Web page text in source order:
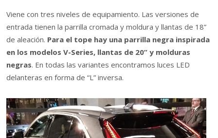
Viene con tres niveles de equipamiento. Las versiones de
entrada tienen la parrilla cromada y moldura y llantas de 18”
de aleación. Para el tope hay una parrilla negra inspirada
en los modelos V-Series, llantas de 20” y molduras
negras. En todas las variantes encontramos luces LED
delanteras en forma de “L” inversa.